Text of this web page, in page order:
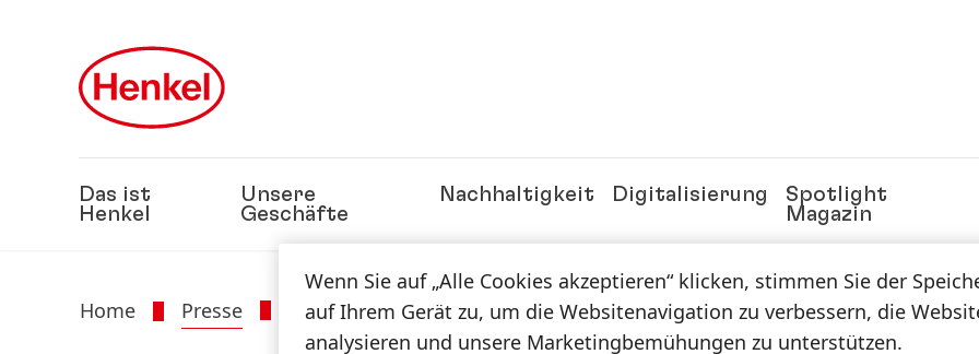
Das ist
Henkel
Unsere
Geschäfte
Nachhaltigkeit Digitalisierung
Spotlight
Magazin
Home Presse Presseinformationen & -mappen
Wenn Sie auf „Alle Cookies akzeptieren“ klicken, stimmen Sie der
auf Ihrem Gerät zu, um die Websitenavigation zu verbessern, die
analysieren und unsere Marketingbemühungen zu unterstützen.